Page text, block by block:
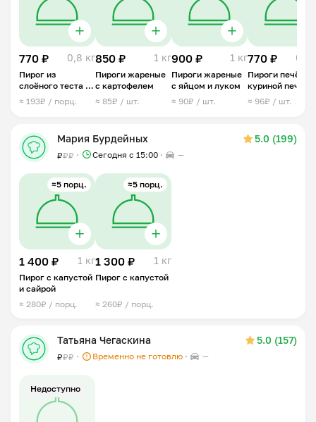
770 ₽ 0,8 кг
Пирог из
слоёного теста с
капустой
≈ 193₽ / порц.
850 ₽ 1 кг
Пироги жареные
с картофелем
≈ 85₽ / шт.
900 ₽ 1 кг
Пироги жареные
с яйцом и луком
≈ 90₽ / шт.
770 ₽ 0,8
Пироги печёные
куриной
≈ 96₽ / шт.
Мария Бурдейных 5.0 (199)
₽₽₽ Сегодня с 15:00 —
≈5 порц.
1 400 ₽ 1 кг
Пирог с капустой
и сайрой
≈ 280₽ / порц.
≈5 порц.
1 300 ₽ 1 кг
Пирог с капустой
≈ 260₽ / порц.
Татьяна Чегаскина 5.0 (157)
₽₽₽ Временно не готовлю —
Недоступно